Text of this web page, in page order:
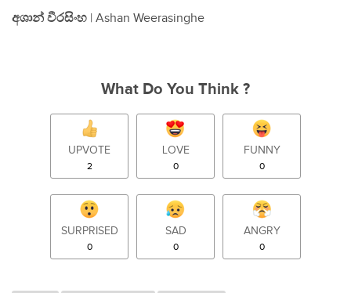
අශාන් වීරසිංහ | Ashan Weerasinghe
What Do You Think ?
UPVOTE
2
LOVE
0
FUNNY
0
SURPRISED
0
SAD
0
ANGRY
0